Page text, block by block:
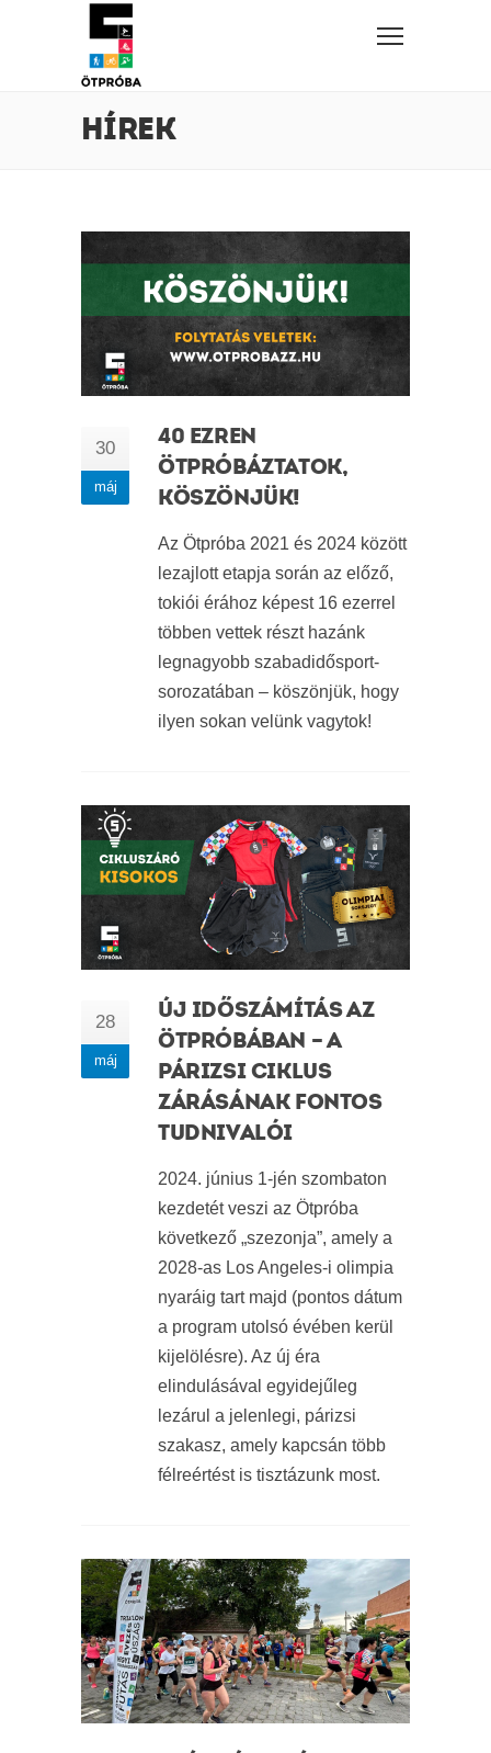
HÍREK
30
máj
40 EZREN
ÖTPRÓBÁZTATOK,
KÖSZÖNJÜK!
Az Ötpróba 2021 és 2024 között
lezajlott etapja során az előző,
tokiói érához képest 16 ezerrel
többen vettek részt hazánk
legnagyobb szabadidősport-
sorozatában – köszönjük, hogy
ilyen sokan velünk vagytok!
28
máj
ÚJ IDŐSZÁMÍTÁS AZ
ÖTPRÓBÁBAN – A
PÁRIZSI CIKLUS
ZÁRÁSÁNAK FONTOS
TUDNIVALÓI
2024. június 1-jén szombaton
kezdetét veszi az Ötpróba
következő „szezonja”, amely a
2028-as Los Angeles-i olimpia
nyaráig tart majd (pontos dátum
a program utolsó évében kerül
kijelölésre). Az új éra
elindulásával egyidejűleg
lezárul a jelenlegi, párizsi
szakasz, amely kapcsán több
félreértést is tisztázunk most.